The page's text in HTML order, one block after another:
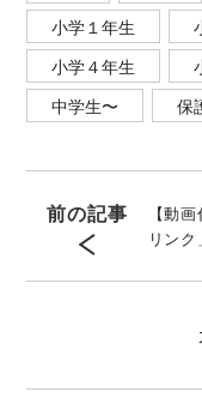
小学１年生
小学４年生
中学生〜
保
前の記事
【動
リン